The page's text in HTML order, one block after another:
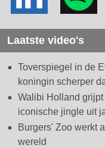
Laatste video's
Toverspiegel in de
koningin scherper
Walibi Holland
iconische jingle uit
Burgers' Zoo werkt
wereld